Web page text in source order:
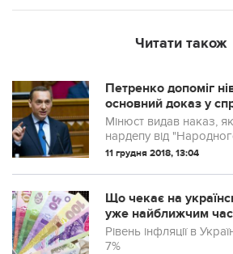
Читати також
Петренко допоміг
основний доказ у
– ЗМІ
Мінюст видав наказ,
нардепу від
Мартиненку
розкрадання 695
підприємств.
11 грудня 2018, 13:04
Що чекає на
уже найближчим
Світового банку!
Рівень інфляції в
7%